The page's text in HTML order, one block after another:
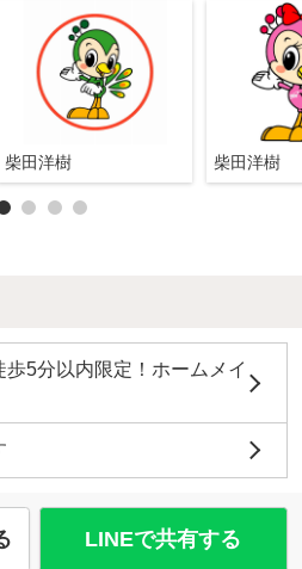
柴田洋樹 柴田洋樹
5分以内限定！ホームメイ
LINEで共有する